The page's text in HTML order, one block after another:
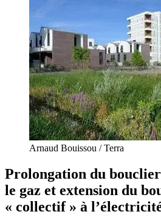
Arnaud Bouissou / Terra
Prolongation du
le gaz et extension du
« collectif » à